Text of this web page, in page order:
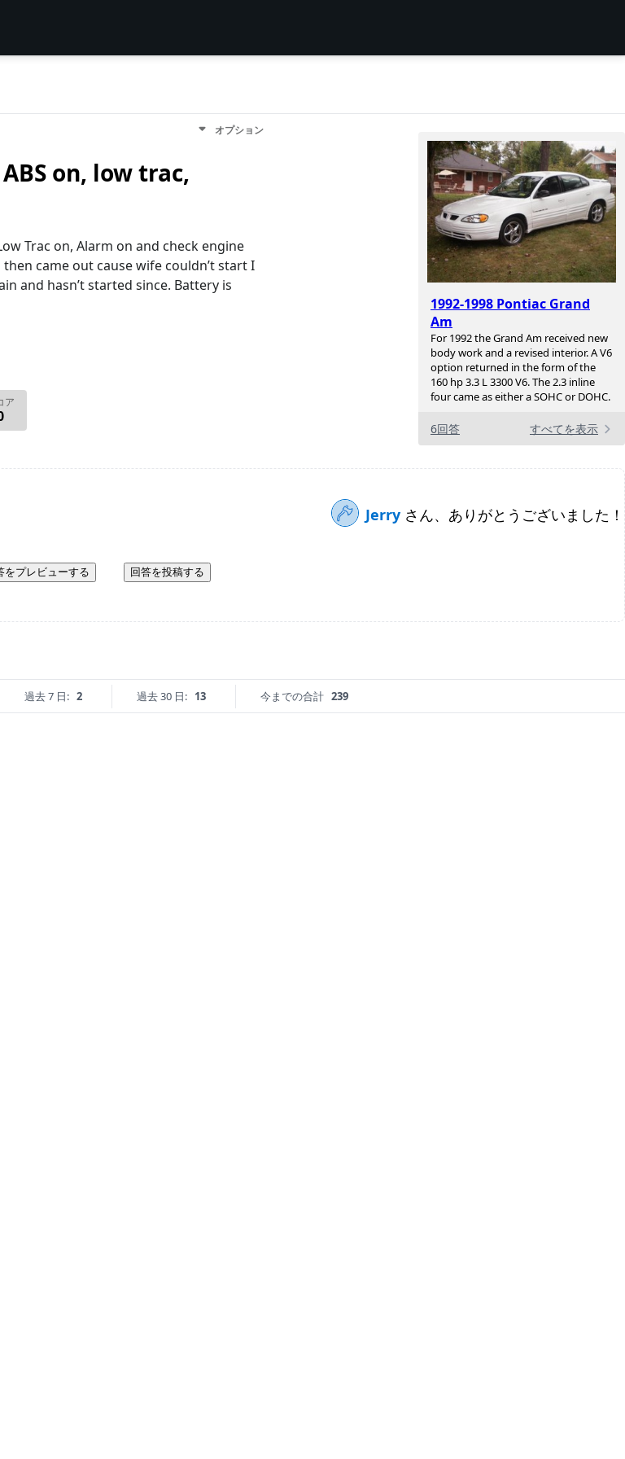
1992-1998 Pontiac Grand
Am
For 1992 the Grand Am received new
body work and a revised interior. A V6
option returned in the form of the
160 hp 3.3 L 3300 V6. The 2.3 inline
four came as either a SOHC or DOHC.
6回答 すべてを表示
オプション
on, low trac,
Trac on, Alarm on and check engine
came out cause wife couldn’t start I
and hasn’t started since. Battery is
ア
Jerry さん、ありがとうございました！
をプレビューする 回答を投稿する
過去 7 日: 2 過去 30 日: 13 今までの合計 239